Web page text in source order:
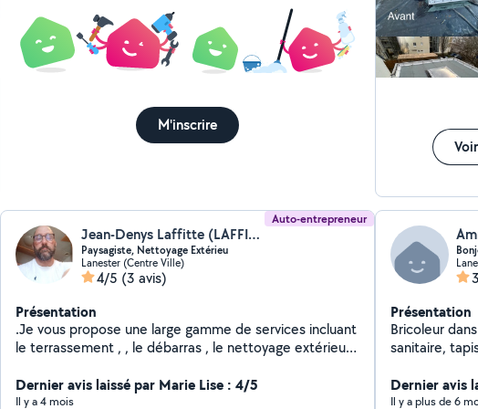
M'inscrire
Auto-entrepreneur
Jean-Denys Laffitte (LAFFITTEMULTISERVICES)
Paysagiste, Nettoyage Extérieu
Lanester (Centre Ville)
4/5 (3 avis)
Présentation
.Je vous propose une large gamme de services incluant
le terrassement , , le débarras , le nettoyage extérieur,
nettoyage de (toiture, façades, gouttières). Laffitte
Multiservices s'occupe aussi du nettoyage de vos
Dernier avis laissé par Marie Lise : 4/5
Il y a 4 mois
Présentation
Bricoleur
Dernier avis
Il y a plus de 6